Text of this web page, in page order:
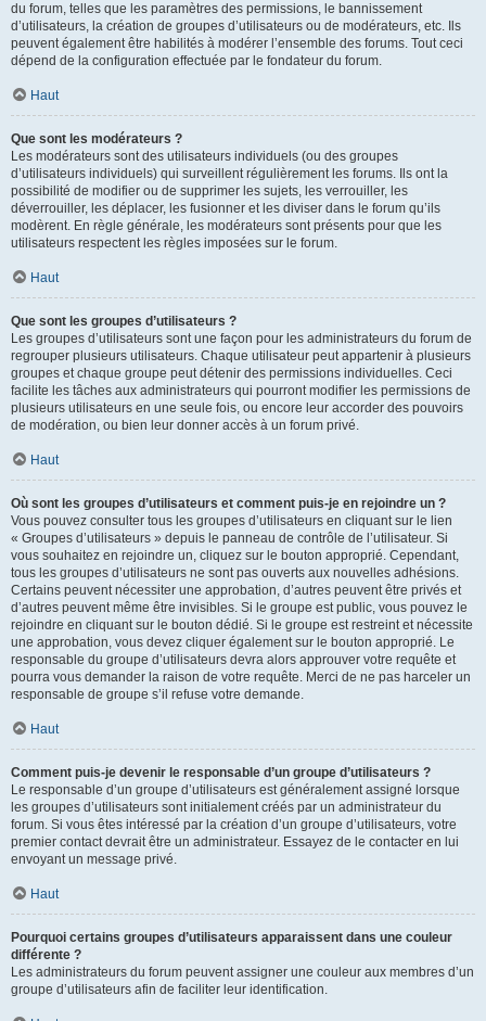
du forum, telles que les paramètres des permissions, le bannissement
d’utilisateurs, la création de groupes d’utilisateurs ou de modérateurs, etc. Ils
peuvent également être habilités à modérer l’ensemble des forums. Tout ceci
dépend de la configuration effectuée par le fondateur du forum.
Haut
Que sont les modérateurs ?
Les modérateurs sont des utilisateurs individuels (ou des groupes
d’utilisateurs individuels) qui surveillent régulièrement les forums. Ils ont la
possibilité de modifier ou de supprimer les sujets, les verrouiller, les
déverrouiller, les déplacer, les fusionner et les diviser dans le forum qu’ils
modèrent. En règle générale, les modérateurs sont présents pour que les
utilisateurs respectent les règles imposées sur le forum.
Haut
Que sont les groupes d’utilisateurs ?
Les groupes d’utilisateurs sont une façon pour les administrateurs du forum de
regrouper plusieurs utilisateurs. Chaque utilisateur peut appartenir à plusieurs
groupes et chaque groupe peut détenir des permissions individuelles. Ceci
facilite les tâches aux administrateurs qui pourront modifier les permissions de
plusieurs utilisateurs en une seule fois, ou encore leur accorder des pouvoirs
de modération, ou bien leur donner accès à un forum privé.
Haut
Où sont les groupes d’utilisateurs et comment puis-je en rejoindre un ?
Vous pouvez consulter tous les groupes d’utilisateurs en cliquant sur le lien
« Groupes d’utilisateurs » depuis le panneau de contrôle de l’utilisateur. Si
vous souhaitez en rejoindre un, cliquez sur le bouton approprié. Cependant,
tous les groupes d’utilisateurs ne sont pas ouverts aux nouvelles adhésions.
Certains peuvent nécessiter une approbation, d’autres peuvent être privés et
d’autres peuvent même être invisibles. Si le groupe est public, vous pouvez le
rejoindre en cliquant sur le bouton dédié. Si le groupe est restreint et nécessite
une approbation, vous devez cliquer également sur le bouton approprié. Le
responsable du groupe d’utilisateurs devra alors approuver votre requête et
pourra vous demander la raison de votre requête. Merci de ne pas harceler un
responsable de groupe s’il refuse votre demande.
Haut
Comment puis-je devenir le responsable d’un groupe d’utilisateurs ?
Le responsable d’un groupe d’utilisateurs est généralement assigné lorsque
les groupes d’utilisateurs sont initialement créés par un administrateur du
forum. Si vous êtes intéressé par la création d’un groupe d’utilisateurs, votre
premier contact devrait être un administrateur. Essayez de le contacter en lui
envoyant un message privé.
Haut
Pourquoi certains groupes d’utilisateurs apparaissent dans une couleur
différente ?
Les administrateurs du forum peuvent assigner une couleur aux membres d’un
groupe d’utilisateurs afin de faciliter leur identification.